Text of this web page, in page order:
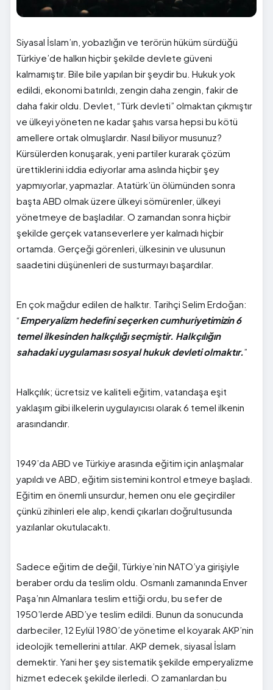
Siyasal İslam’ın, yobazlığın ve terörün hüküm sürdüğü
Türkiye’de halkın hiçbir şekilde devlete güveni
kalmamıştır. Bile bile yapılan bir şeydir bu. Hukuk yok
edildi, ekonomi batırıldı, zengin daha zengin, fakir de
daha fakir oldu. Devlet, “Türk devleti” olmaktan çıkmıştır
ve ülkeyi yöneten ne kadar şahıs varsa hepsi bu kötü
amellere ortak olmuşlardır. Nasıl biliyor musunuz?
Kürsülerden konuşarak, yeni partiler kurarak çözüm
ürettiklerini iddia ediyorlar ama aslında hiçbir şey
yapmıyorlar, yapmazlar. Atatürk’ün ölümünden sonra
başta ABD olmak üzere ülkeyi sömürenler, ülkeyi
yönetmeye de başladılar. O zamandan sonra hiçbir
şekilde gerçek vatanseverlere yer kalmadı hiçbir
ortamda. Gerçeği görenleri, ülkesinin ve ulusunun
saadetini düşünenleri de susturmayı başardılar.
En çok mağdur edilen de halktır. Tarihçi Selim Erdoğan:
“Emperyalizm hedefini seçerken cumhuriyetimizin 6
temel ilkesinden halkçılığı seçmiştir. Halkçılığın
sahadaki uygulaması sosyal hukuk devleti olmaktır. ”
Halkçılık; ücretsiz ve kaliteli eğitim, vatandaşa eşit
yaklaşım gibi ilkelerin uygulayıcısı olarak 6 temel ilkenin
arasındandır.
1949’da ABD ve Türkiye arasında eğitim için anlaşmalar
yapıldı ve ABD, eğitim sistemini kontrol etmeye başladı.
Eğitim en önemli unsurdur, hemen onu ele geçirdiler
çünkü zihinleri ele alıp, kendi çıkarları doğrultusunda
yazılanlar okutulacaktı.
Sadece eğitim de değil, Türkiye’nin NATO’ya girişiyle
beraber ordu da teslim oldu. Osmanlı zamanında Enver
Paşa’nın Almanlara teslim ettiği ordu, bu sefer de
1950’lerde ABD’ye teslim edildi. Bunun da sonucunda
darbeciler, 12 Eylül 1980’de yönetime el koyarak AKP’nin
ideolojik temellerini attılar. AKP demek, siyasal İslam
demektir. Yani her şey sistematik şekilde emperyalizme
hizmet edecek şekilde ilerledi. O zamanlardan bu